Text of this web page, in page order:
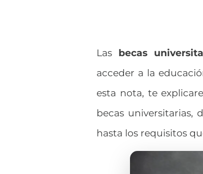
Las becas
acceder a la
esta nota, te
becas universitarias,
hasta los requisitos